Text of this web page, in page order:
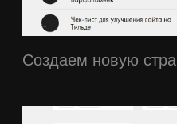
Добавляем нужный id шаблона